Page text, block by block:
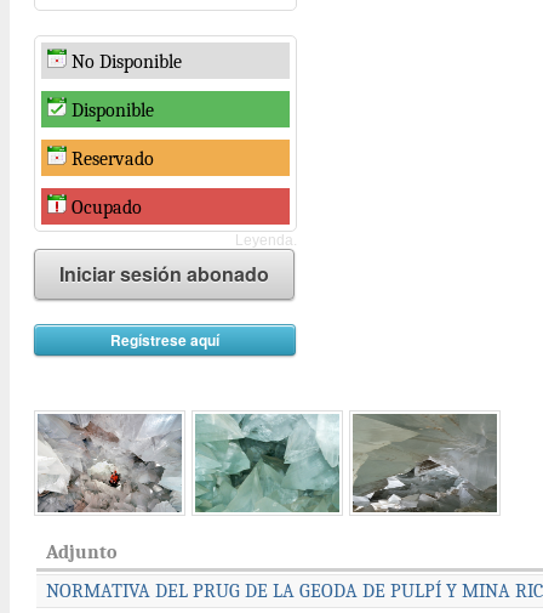
No Disponible
Disponible
Reservado
Ocupado
Leyenda.
Iniciar sesión abonado
Regístrese aquí
Adjunto
NORMATIVA DEL PRUG DE LA GEODA DE PULPÍ Y MINA